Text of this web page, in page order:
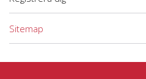
Sitemap